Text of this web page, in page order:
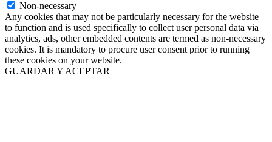
Non-necessary
Any cookies that may not be particularly necessary for the website
to function and is used specifically to collect user personal data via
analytics, ads, other embedded contents are termed as non-necessary
cookies. It is mandatory to procure user consent prior to running
these cookies on your website.
GUARDAR Y ACEPTAR